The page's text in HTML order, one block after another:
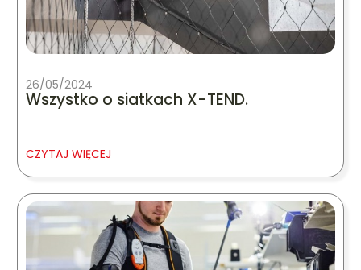
26/05/2024
Wszystko o siatkach X-TEND.
CZYTAJ WIĘCEJ